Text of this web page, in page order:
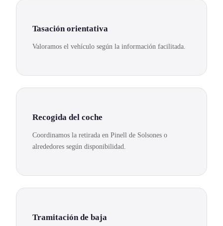
Tasación orientativa
Valoramos el vehículo según la información facilitada.
Recogida del coche
Coordinamos la retirada en Pinell de Solsones o
alrededores según disponibilidad.
Tramitación de baja